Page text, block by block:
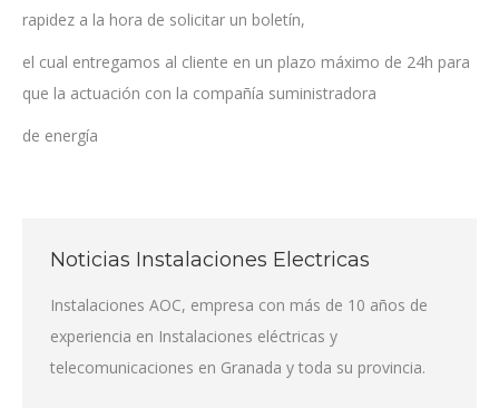
rapidez a la hora de solicitar un boletín,
el cual entregamos al cliente en un plazo máximo de 24h para
que la actuación con la compañía suministradora
de energía
Noticias Instalaciones Electricas
Instalaciones AOC, empresa con más de 10 años de
experiencia en Instalaciones eléctricas y
telecomunicaciones en Granada y toda su provincia.